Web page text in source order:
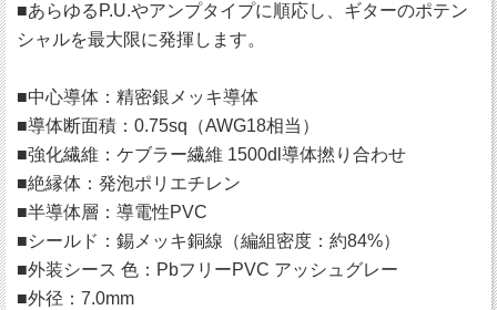
■あらゆるP.U.やアンプタイプに順応し、ギターのポテン
シャルを最大限に発揮します。
■中心導体：精密銀メッキ導体
■導体断面積：0.75sq（AWG18相当）
■強化繊維：ケブラー繊維 1500dl導体撚り合わせ
■絶縁体：発泡ポリエチレン
■半導体層：導電性PVC
■シールド：錫メッキ銅線（編組密度：約84%）
■外装シース 色：PbフリーPVC アッシュグレー
■外径：7.0mm